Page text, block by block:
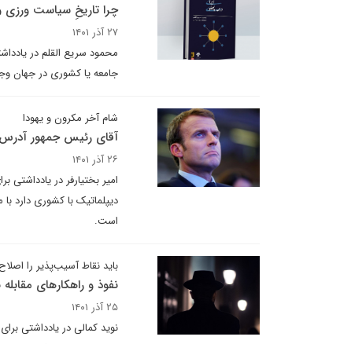
چرا تاریخِ سیاست
۲۷ آذر ۱۴۰۱
محمود سریع القلم در
جامعه یا کشوری در جهان
شام آخر مکرون و یهودا
آقای رئیس جمهور آدرس
۲۶ آذر ۱۴۰۱
امیر بختیارفر در
دیپلماتیک با کشوری دارد
است.
باید نقاط آسیب‌پذیر را
نفوذ و راهکارهای مقابله
۲۵ آذر ۱۴۰۱
نوید کمالی در یادداشتی